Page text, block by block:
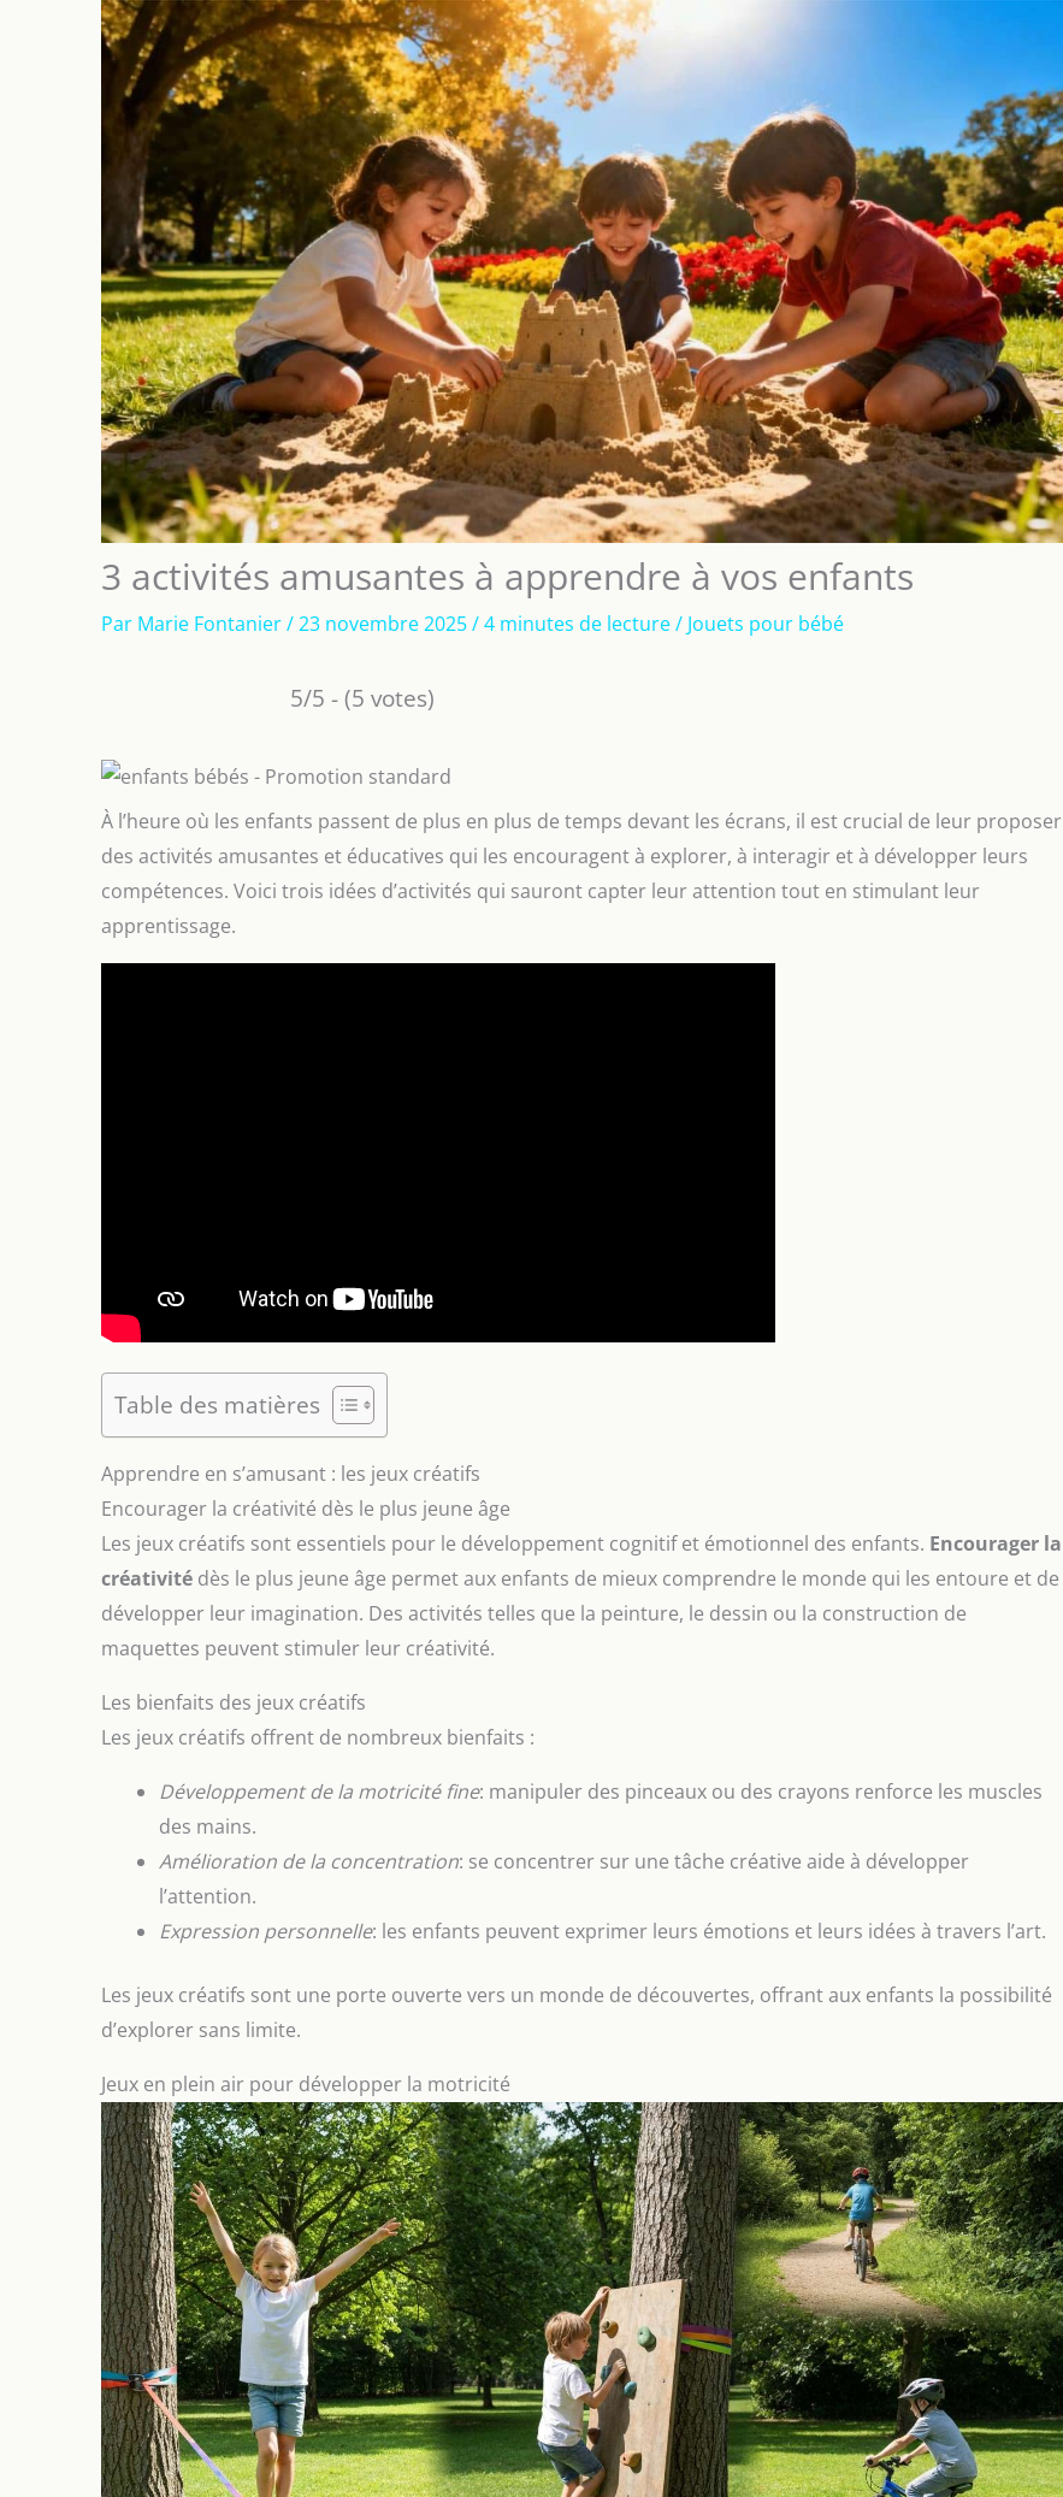
3 activités amusantes à apprendre à vos enfants
Par Marie Fontanier/23 novembre 2025/4 minutes de lecture/ Jouets pour bébé
5/5 - (5 votes)
À l’heure où les enfants passent de plus en plus de temps devant les écrans, il est crucial de leur proposer
des activités amusantes et éducatives qui les encouragent à explorer, à interagir et à développer leurs
compétences. Voici trois idées d’activités qui sauront capter leur attention tout en stimulant leur
apprentissage.
Table des matières
Apprendre en s’amusant : les jeux créatifs
Encourager la créativité dès le plus jeune âge
Les jeux créatifs sont essentiels pour le développement cognitif et émotionnel des enfants. Encourager la
créativité dès le plus jeune âge permet aux enfants de mieux comprendre le monde qui les entoure et de
développer leur imagination. Des activités telles que la peinture, le dessin ou la construction de
maquettes peuvent stimuler leur créativité.
Les bienfaits des jeux créatifs
Les jeux créatifs offrent de nombreux bienfaits :
Développement de la motricité fine: manipuler des pinceaux ou des crayons renforce les muscles
des mains.
Amélioration de la concentration: se concentrer sur une tâche créative aide à développer
l’attention.
Expression personnelle: les enfants peuvent exprimer leurs émotions et leurs idées à travers l’art.
Les jeux créatifs sont une porte ouverte vers un monde de découvertes, offrant aux enfants la possibilité
d’explorer sans limite.
Jeux en plein air pour développer la motricité